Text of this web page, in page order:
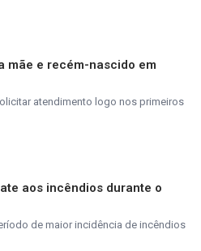
mãe e recém-nascido em
atendimento logo nos primeiros
aos incêndios durante o
de maior incidência de incêndios